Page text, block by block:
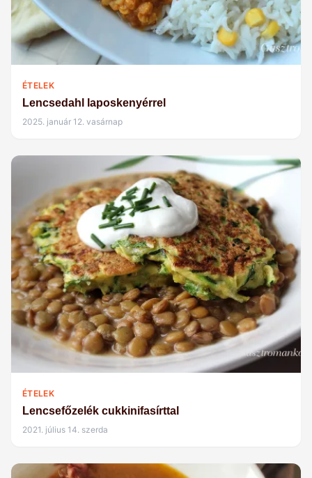
ÉTELEK
Lencsedahl laposkenyérrel
2025. január 12. vasárnap
ÉTELEK
Lencsefőzelék cukkinifasírttal
2021. július 14. szerda